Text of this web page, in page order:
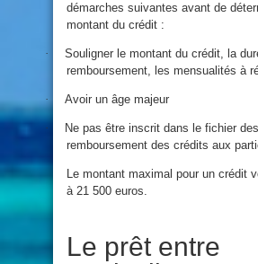
démarches suivantes avant de
montant du crédit :
·
Souligner le montant du crédit, la
remboursement, les mensualités à
· Avoir un âge majeur
·
Ne pas être inscrit dans le fichier
remboursement des crédits aux
Le montant maximal pour un crédit
à 21 500 euros.
Le prêt entre